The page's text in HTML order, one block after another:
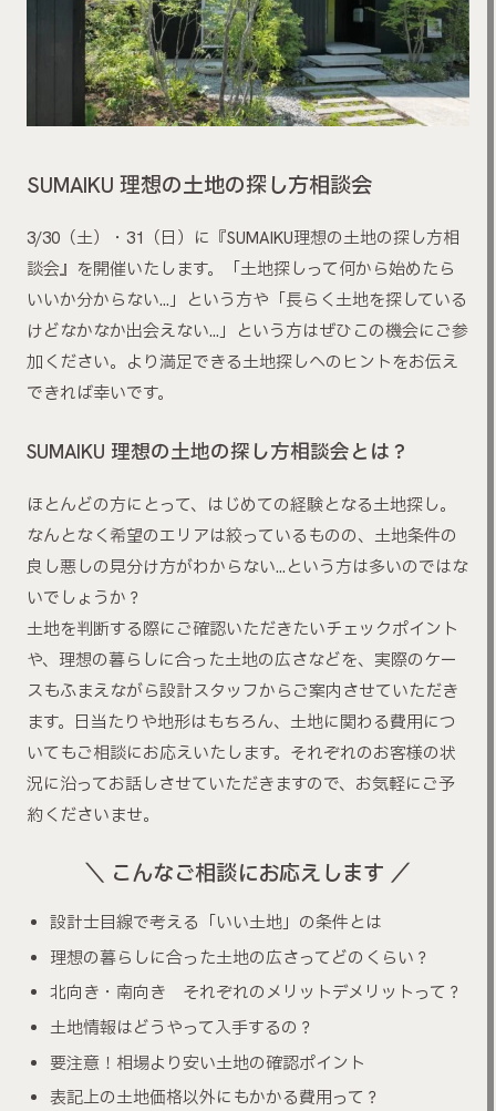
SUMAIKU 理想の土地の探し方相談会
3/30（土）・31（日）に『SUMAIKU理想の土地の探し方相
談会』を開催いたします。「土地探しって何から始めたら
いいか分からない…」という方や「長らく土地を探している
けどなかなか出会えない…」という方はぜひこの機会にご参
加ください。より満足できる土地探しへのヒントをお伝え
できれば幸いです。
SUMAIKU 理想の土地の探し方相談会とは？
ほとんどの方にとって、はじめての経験となる土地探し。
なんとなく希望のエリアは絞っているものの、土地条件の
良し悪しの見分け方がわからない…という方は多いのではな
いでしょうか？
土地を判断する際にご確認いただきたいチェックポイント
や、理想の暮らしに合った土地の広さなどを、実際のケー
スもふまえながら設計スタッフからご案内させていただき
ます。日当たりや地形はもちろん、土地に関わる費用につ
いてもご相談にお応えいたします。それぞれのお客様の状
況に沿ってお話しさせていただきますので、お気軽にご予
約くださいませ。
＼ こんなご相談にお応えします ／
設計士目線で考える「いい土地」の条件とは
理想の暮らしに合った土地の広さってどのくらい？
北向き・南向き それぞれのメリットデメリットって？
土地情報はどうやって入手するの？
要注意！相場より安い土地の確認ポイント
表記上の土地価格以外にもかかる費用って？